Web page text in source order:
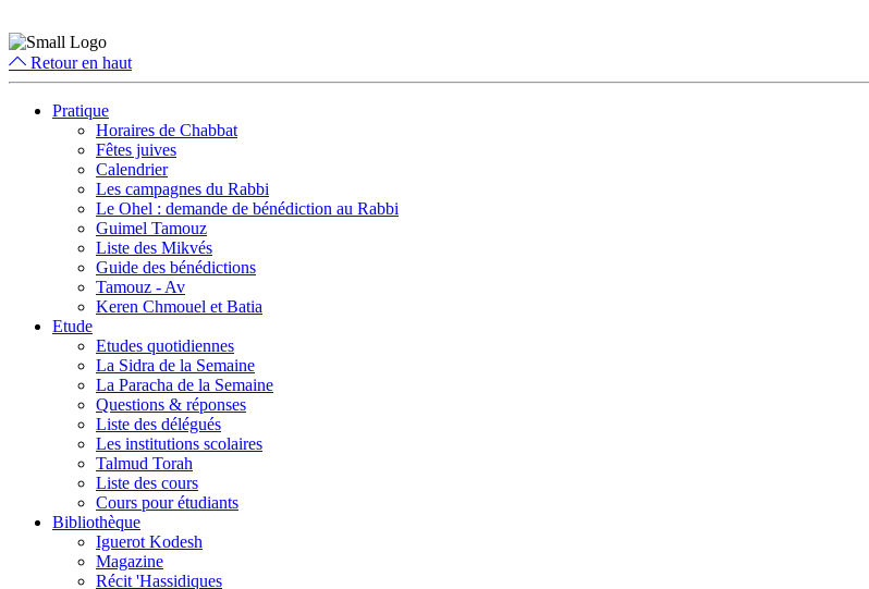
Retour en haut
Pratique
Horaires de Chabbat
Fêtes juives
Calendrier
Les campagnes du Rabbi
Le Ohel : demande de bénédiction au Rabbi
Guimel Tamouz
Liste des Mikvés
Guide des bénédictions
Tamouz - Av
Keren Chmouel et Batia
Etude
Etudes quotidiennes
La Sidra de la Semaine
La Paracha de la Semaine
Questions & réponses
Liste des délégués
Les institutions scolaires
Talmud Torah
Liste des cours
Cours pour étudiants
Bibliothèque
Iguerot Kodesh
Magazine
Récit 'Hassidiques